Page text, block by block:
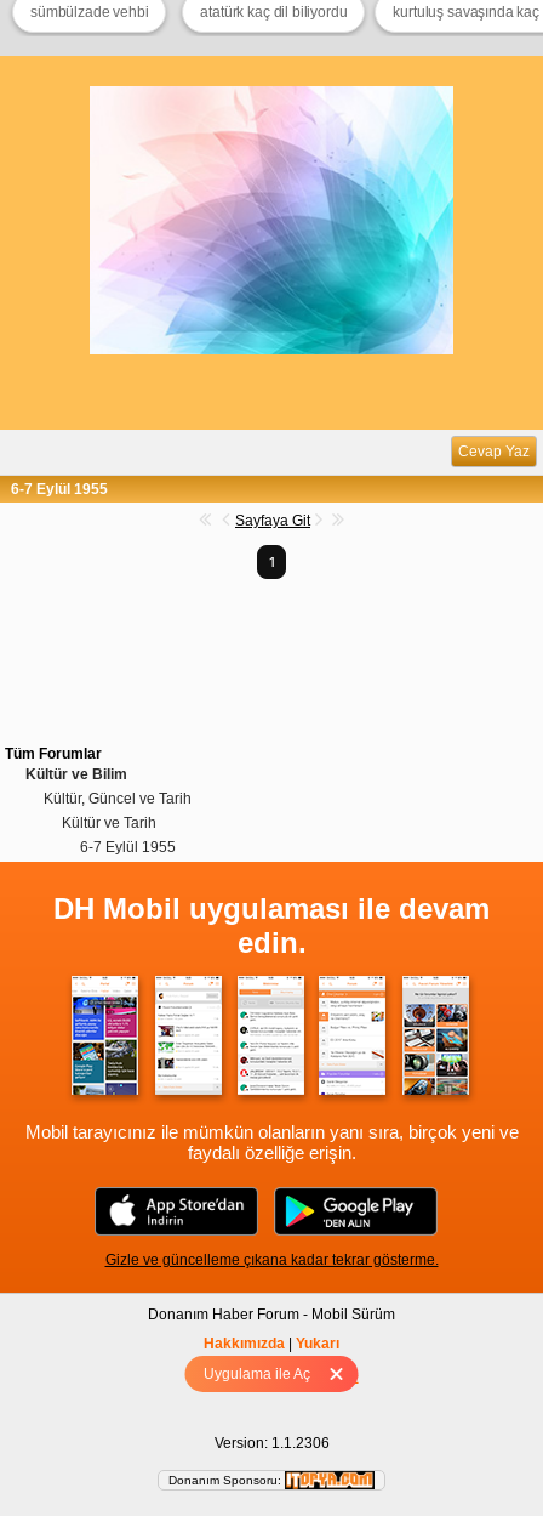
Uygulama ile Aç
sümbülzade vehbi atatürk kaç dil biliyordu kurtuluş savaşında
Cevap Yaz
6-7 Eylül 1955
Sayfaya Git
1
Tüm Forumlar
Kültür ve Bilim
Kültür, Güncel ve Tarih
Kültür ve Tarih
6-7 Eylül 1955
DH Mobil uygulaması ile devam
edin.
Mobil tarayıcınız ile mümkün olanların yanı sıra, birçok yeni ve
faydalı özelliğe erişin.
Gizle ve güncelleme çıkana kadar tekrar gösterme.
Donanım Haber Forum - Mobil Sürüm
Hakkımızda | Yukarı
Tam sürüm için Tıklayınız
Version: 1.1.2306
Donanım Sponsoru: